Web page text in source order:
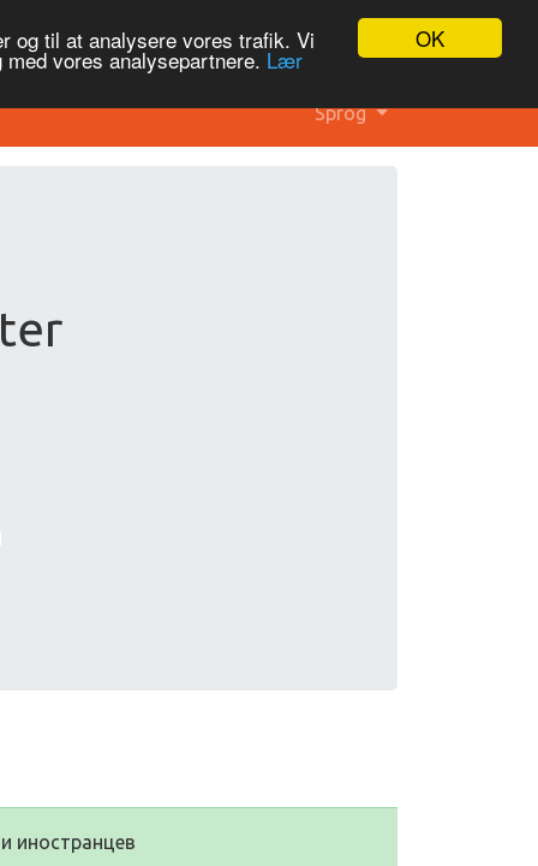
OK
og til at analysere vores trafik. Vi
vores analysepartnere. Lær
Sprog
иностранцев